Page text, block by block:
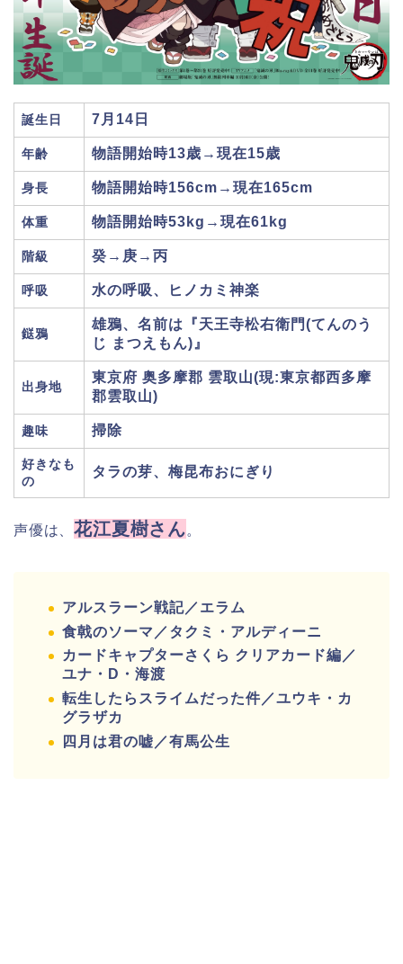
誕生日 7月14日
年齢 物語開始時13歳→現在15歳
身長 物語開始時156cm→現在165cm
体重 物語開始時53kg→現在61kg
階級 癸→庚→丙
呼吸 水の呼吸、ヒノカミ神楽
鎹鴉
雄鴉、名前は『天王寺松右衛門(てんのう
じ まつえもん)』
出身地
東京府 奥多摩郡 雲取山(現:東京都西多摩
郡雲取山)
趣味 掃除
好きなも
の
タラの芽、梅昆布おにぎり
声優は、花江夏樹さん。
アルスラーン戦記／エラム
食戟のソーマ／タクミ・アルディーニ
カードキャプターさくら クリアカード編／
ユナ・D・海渡
転生したらスライムだった件／ユウキ・カ
グラザカ
四月は君の嘘／有馬公生